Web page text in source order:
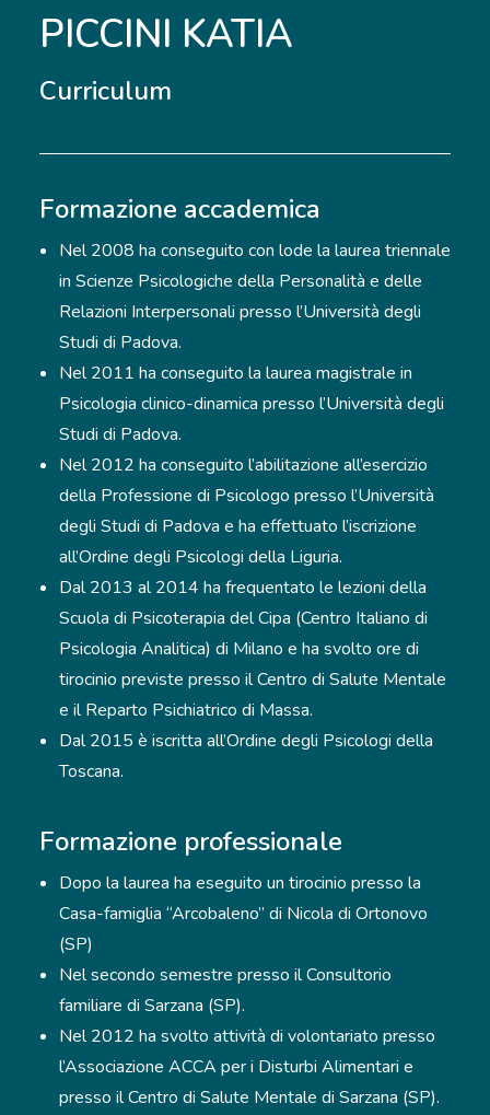
PICCINI KATIA
Curriculum
Formazione accademica
Nel 2008 ha conseguito con lode la laurea triennale
in Scienze Psicologiche della Personalità e delle
Relazioni Interpersonali presso l’Università degli
Studi di Padova.
Nel 2011 ha conseguito la laurea magistrale in
Psicologia clinico-dinamica presso l’Università degli
Studi di Padova.
Nel 2012 ha conseguito l’abilitazione all’esercizio
della Professione di Psicologo presso l’Università
degli Studi di Padova e ha effettuato l’iscrizione
all’Ordine degli Psicologi della Liguria.
Dal 2013 al 2014 ha frequentato le lezioni della
Scuola di Psicoterapia del Cipa (Centro Italiano di
Psicologia Analitica) di Milano e ha svolto ore di
tirocinio previste presso il Centro di Salute Mentale
e il Reparto Psichiatrico di Massa.
Dal 2015 è iscritta all’Ordine degli Psicologi della
Toscana.
Formazione professionale
Dopo la laurea ha eseguito un tirocinio presso la
Casa-famiglia “Arcobaleno” di Nicola di Ortonovo
(SP)
Nel secondo semestre presso il Consultorio
familiare di Sarzana (SP).
Nel 2012 ha svolto attività di volontariato presso
l’Associazione ACCA per i Disturbi Alimentari e
presso il Centro di Salute Mentale di Sarzana (SP).